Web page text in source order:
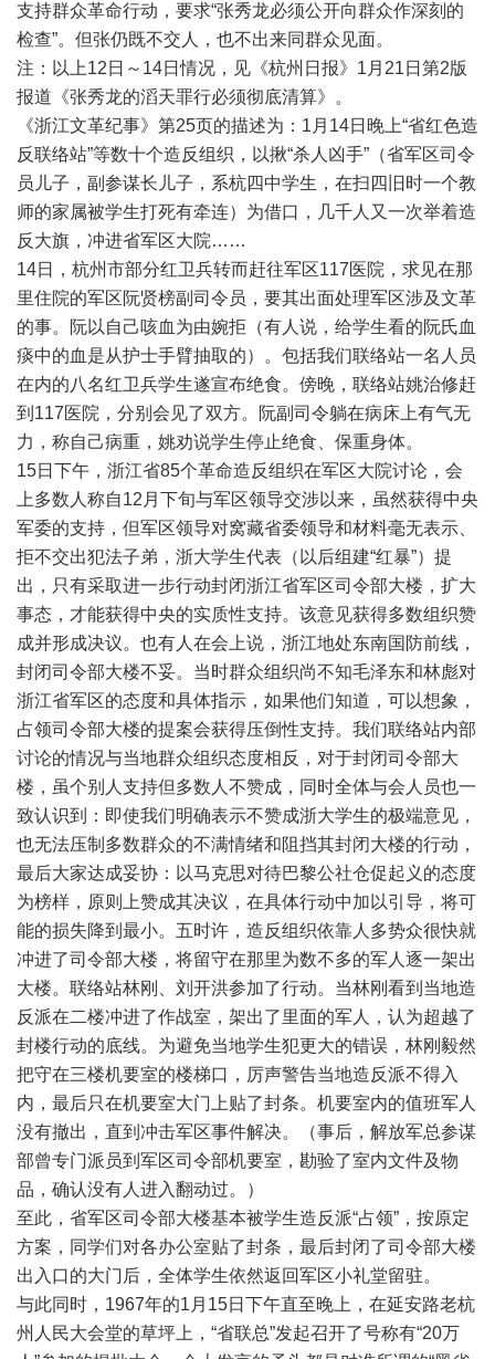
支持群众革命行动，要求“张秀龙必须公开向群众作深刻的
检查”。但张仍既不交人，也不出来同群众见面。
注：以上12日～14日情况，见《杭州日报》1月21日第2版
报道《张秀龙的滔天罪行必须彻底清算》。
《浙江文革纪事》第25页的描述为：1月14日晚上“省红色造
反联络站”等数十个造反组织，以揪“杀人凶手”（省军区司令
员儿子，副参谋长儿子，系杭四中学生，在扫四旧时一个教
师的家属被学生打死有牵连）为借口，几千人又一次举着造
反大旗，冲进省军区大院……
14日，杭州市部分红卫兵转而赶往军区117医院，求见在那
里住院的军区阮贤榜副司令员，要其出面处理军区涉及文革
的事。阮以自己咳血为由婉拒（有人说，给学生看的阮氏血
痰中的血是从护士手臂抽取的）。包括我们联络站一名人员
在内的八名红卫兵学生遂宣布绝食。傍晚，联络站姚治修赶
到117医院，分别会见了双方。阮副司令躺在病床上有气无
力，称自己病重，姚劝说学生停止绝食、保重身体。
15日下午，浙江省85个革命造反组织在军区大院讨论，会
上多数人称自12月下旬与军区领导交涉以来，虽然获得中央
军委的支持，但军区领导对窝藏省委领导和材料毫无表示、
拒不交出犯法子弟，浙大学生代表（以后组建“红暴”）提
出，只有采取进一步行动封闭浙江省军区司令部大楼，扩大
事态，才能获得中央的实质性支持。该意见获得多数组织赞
成并形成决议。也有人在会上说，浙江地处东南国防前线，
封闭司令部大楼不妥。当时群众组织尚不知毛泽东和林彪对
浙江省军区的态度和具体指示，如果他们知道，可以想象，
占领司令部大楼的提案会获得压倒性支持。我们联络站内部
讨论的情况与当地群众组织态度相反，对于封闭司令部大
楼，虽个别人支持但多数人不赞成，同时全体与会人员也一
致认识到：即使我们明确表示不赞成浙大学生的极端意见，
也无法压制多数群众的不满情绪和阻挡其封闭大楼的行动，
最后大家达成妥协：以马克思对待巴黎公社仓促起义的态度
为榜样，原则上赞成其决议，在具体行动中加以引导，将可
能的损失降到最小。五时许，造反组织依靠人多势众很快就
冲进了司令部大楼，将留守在那里为数不多的军人逐一架出
大楼。联络站林刚、刘开洪参加了行动。当林刚看到当地造
反派在二楼冲进了作战室，架出了里面的军人，认为超越了
封楼行动的底线。为避免当地学生犯更大的错误，林刚毅然
把守在三楼机要室的楼梯口，厉声警告当地造反派不得入
内，最后只在机要室大门上贴了封条。机要室内的值班军人
没有撤出，直到冲击军区事件解决。（事后，解放军总参谋
部曾专门派员到军区司令部机要室，勘验了室内文件及物
品，确认没有人进入翻动过。）
至此，省军区司令部大楼基本被学生造反派“占领”，按原定
方案，同学们对各办公室贴了封条，最后封闭了司令部大楼
出入口的大门后，全体学生依然返回军区小礼堂留驻。
与此同时，1967年的1月15日下午直至晚上，在延安路老杭
州人民大会堂的草坪上，“省联总”发起召开了号称有“20万